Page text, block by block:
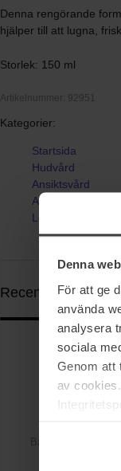
Denna
För att ge
använda
analysera
sociala
Genom att
av
Denna rengörande
hjälper till att lugna,
Storlek: 150 ml
Artikelnummer: 92951
Kategorier:
Startsida
Hudvård
Ansiktsvård
Ansiktsrengöring
Low pH Good
Recensioner (4)
4.5